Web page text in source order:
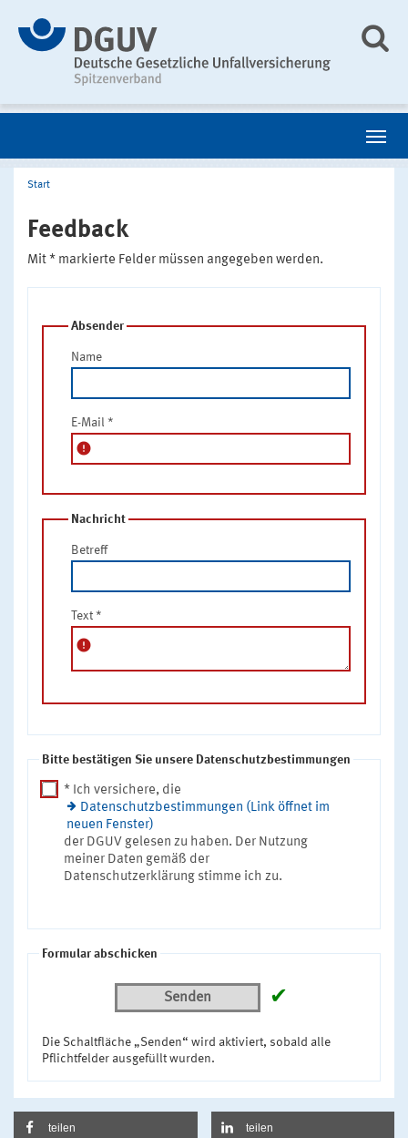
Start
Feedback
Mit * markierte Felder müssen angegeben werden.
Absender
Name
E-Mail *
error
Nachricht
Betreff
Text *
error
Bitte bestätigen Sie unsere Datenschutzbestimmungen
* Ich versichere, die
Datenschutzbestimmungen (Link öffnet im
neuen Fenster)
der DGUV gelesen zu haben. Der Nutzung
meiner Daten gemäß der
Datenschutzerklärung stimme ich zu.
Formular abschicken
Senden ✔
Die Schaltfläche „Senden“ wird aktiviert, sobald alle
Pflichtfelder ausgefüllt wurden.
teilen teilen